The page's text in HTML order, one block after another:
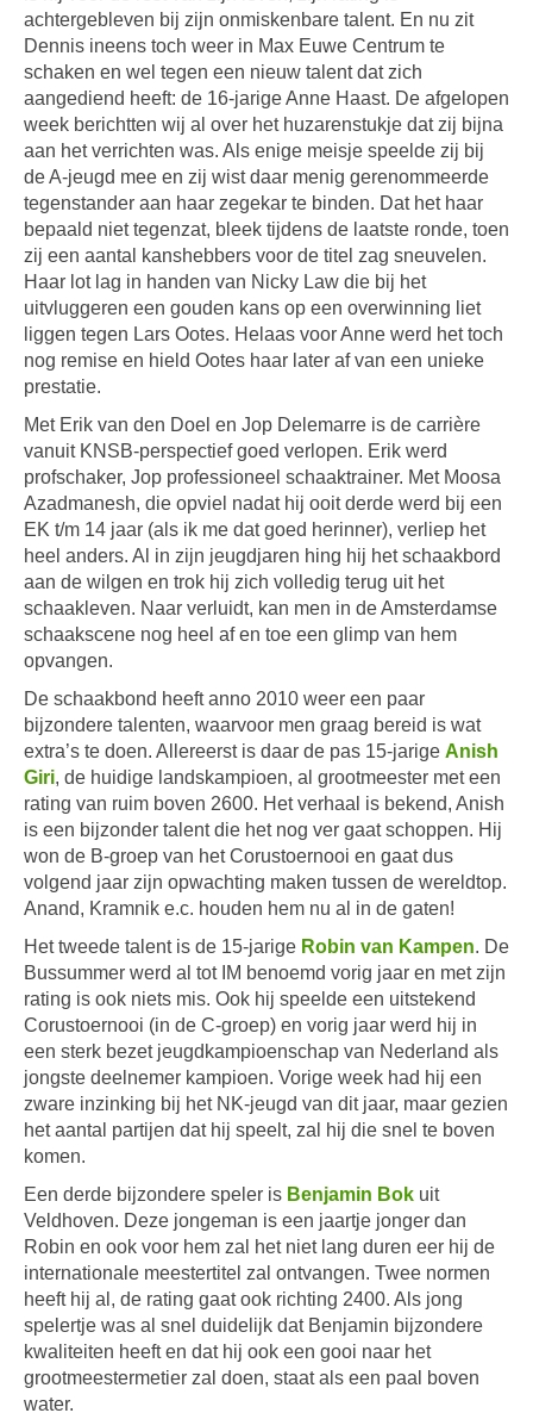
achtergebleven bij zijn onmiskenbare talent. En nu zit
Dennis ineens toch weer in Max Euwe Centrum te
schaken en wel tegen een nieuw talent dat zich
aangediend heeft: de 16-jarige Anne Haast. De afgelopen
week berichtten wij al over het huzarenstukje dat zij bijna
aan het verrichten was. Als enige meisje speelde zij bij
de A-jeugd mee en zij wist daar menig gerenommeerde
tegenstander aan haar zegekar te binden. Dat het haar
bepaald niet tegenzat, bleek tijdens de laatste ronde, toen
zij een aantal kanshebbers voor de titel zag sneuvelen.
Haar lot lag in handen van Nicky Law die bij het
uitvluggeren een gouden kans op een overwinning liet
liggen tegen Lars Ootes. Helaas voor Anne werd het toch
nog remise en hield Ootes haar later af van een unieke
prestatie.
Met Erik van den Doel en Jop Delemarre is de carrière
vanuit KNSB-perspectief goed verlopen. Erik werd
profschaker, Jop professioneel schaaktrainer. Met Moosa
Azadmanesh, die opviel nadat hij ooit derde werd bij een
EK t/m 14 jaar (als ik me dat goed herinner), verliep het
heel anders. Al in zijn jeugdjaren hing hij het schaakbord
aan de wilgen en trok hij zich volledig terug uit het
schaakleven. Naar verluidt, kan men in de Amsterdamse
schaakscene nog heel af en toe een glimp van hem
opvangen.
De schaakbond heeft anno 2010 weer een paar
bijzondere talenten, waarvoor men graag bereid is wat
extra’s te doen. Allereerst is daar de pas 15-jarige Anish
Giri, de huidige landskampioen, al grootmeester met een
rating van ruim boven 2600. Het verhaal is bekend, Anish
is een bijzonder talent die het nog ver gaat schoppen. Hij
won de B-groep van het Corustoernooi en gaat dus
volgend jaar zijn opwachting maken tussen de wereldtop.
Anand, Kramnik e.c. houden hem nu al in de gaten!
Het tweede talent is de 15-jarige Robin van Kampen. De
Bussummer werd al tot IM benoemd vorig jaar en met zijn
rating is ook niets mis. Ook hij speelde een uitstekend
Corustoernooi (in de C-groep) en vorig jaar werd hij in
een sterk bezet jeugdkampioenschap van Nederland als
jongste deelnemer kampioen. Vorige week had hij een
zware inzinking bij het NK-jeugd van dit jaar, maar gezien
het aantal partijen dat hij speelt, zal hij die snel te boven
komen.
Een derde bijzondere speler is Benjamin Bok uit
Veldhoven. Deze jongeman is een jaartje jonger dan
Robin en ook voor hem zal het niet lang duren eer hij de
internationale meestertitel zal ontvangen. Twee normen
heeft hij al, de rating gaat ook richting 2400. Als jong
spelertje was al snel duidelijk dat Benjamin bijzondere
kwaliteiten heeft en dat hij ook een gooi naar het
grootmeestermetier zal doen, staat als een paal boven
water.